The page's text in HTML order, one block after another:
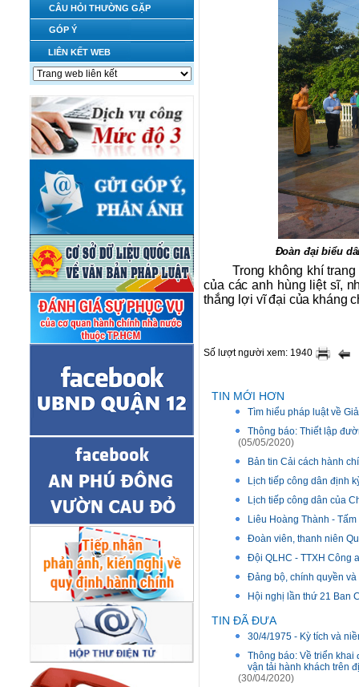
CÂU HỎI THƯỜNG GẶP
GÓP Ý
LIÊN KẾT WEB
Đoàn đại biểu
Trong không khí
của các anh hùng liệt sĩ,
thắng lợi vĩ đại của kháng
Số lượt người xem: 1940
TIN MỚI HƠN
Tìm hiểu pháp luật về
Thông báo: Thiết lập
(05/05/2020)
Bản tin Cải cách hành
Lịch tiếp công dân định
Lịch tiếp công dân của
Liêu Hoàng Thành -
Đoàn viên, thanh niên
Đội QLHC - TTXH Công
Đảng bộ, chính quyền
Hội nghị lần thứ 21 Ban
TIN ĐÃ ĐƯA
30/4/1975 - Kỳ tích và
Thông báo: Về triển khai
vận tải hành khách trên
(30/04/2020)